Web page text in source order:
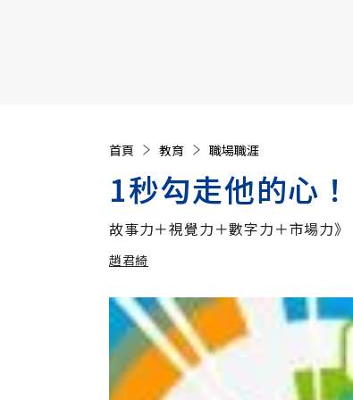
首頁 教育 職場職涯
1秒勾走他的心！
故事力＋視覺力＋數字力＋市場力》
趙君綺
趙君綺 加入追蹤